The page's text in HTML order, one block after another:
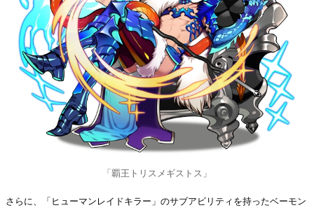
「覇王トリスメギストス」
さらに、「ヒューマンレイドキラー」のサブアビリティを持ったベーモン